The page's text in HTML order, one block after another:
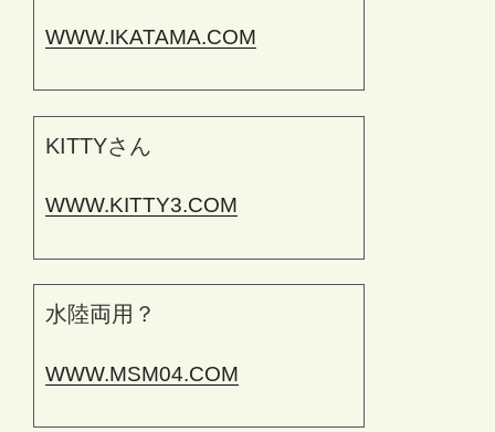
WWW.IKATAMA.COM
KITTYさん
WWW.KITTY3.COM
水陸両用？
WWW.MSM04.COM